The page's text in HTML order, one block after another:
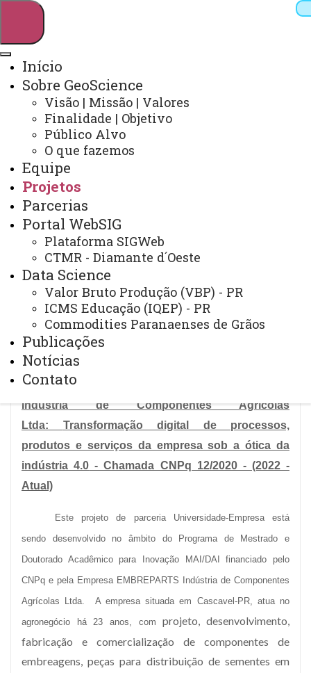
Webmail Sistemas
Arquivo Virtual
Início
Sobre GeoScience
Visão | Missão | Valores
Finalidade | Objetivo
Público Alvo
O que fazemos
Equipe
Projetos
Parcerias
Portal WebSIG
Plataforma SIGWeb
CTMR - Diamante d´Oeste
Data Science
Valor Bruto Produção (VBP) - PR
ICMS Educação (IQEP) - PR
Commodities Paranaenses de Grãos
Publicações
Notícias
Contato
Projetos
Principais Projetos em
desenvolvimento no Núcleo GeoScience:
Projeto MAI/DAI CNPq - EMBREPARTS
Indústria de Componentes Agrícolas
Ltda: Transformação digital de processos,
produtos e serviços da empresa sob a ótica da
indústria 4.0 - Chamada CNPq 12/2020 - (2022 -
Atual)
Este projeto de parceria Universidade-Empresa está
sendo desenvolvido no âmbito do Programa de Mestrado e
Doutorado Acadêmico para Inovação MAI/DAI financiado pelo
CNPq e pela Empresa EMBREPARTS Indústria de Componentes
Agrícolas Ltda. A empresa situada em Cascavel-PR, atua no
agronegócio há 23 anos, comprojeto, desenvolvimento,
fabricação e comercialização de componentes de
embreagens, peças para distribuição de sementes em